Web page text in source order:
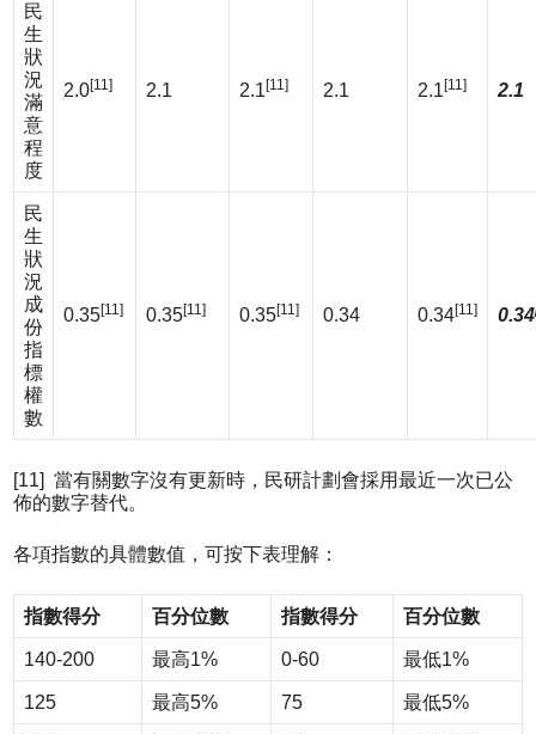
民
生
狀
況
滿
意
程
度
2.0[11] 2.1 2.1 [11] 2.1 2.1 [11] 2.1
民
生
狀
況
成
份
指
標
權
數
0.35[11] 0.35[11] 0.35[11] 0.34 0.34[11] 0.34
[11] 當有關數字沒有更新時，民研計劃會採用最近一次已公
佈的數字替代。
各項指數的具體數值，可按下表理解：
指數得分 百分位數 指數得分 百分位數
140-200 最高1% 0-60 最低1%
125 最高5% 75 最低5%